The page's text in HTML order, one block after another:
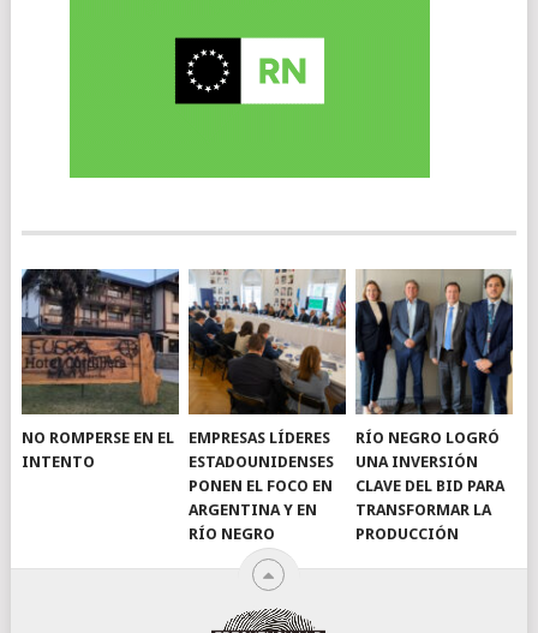
NO ROMPERSE EN EL
INTENTO
EMPRESAS LÍDERES
ESTADOUNIDENSES
PONEN EL FOCO EN
ARGENTINA Y EN
RÍO NEGRO
RÍO NEGRO LOGRÓ
UNA INVERSIÓN
CLAVE DEL BID PARA
TRANSFORMAR LA
PRODUCCIÓN